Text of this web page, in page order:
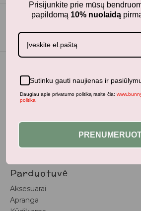
– vaikiškų prekių
kokybiškus ir stilingus daiktus savo
Parduotuvė
Aksesuarai
Apranga
Prisijunkite prie mūsų
papildomą 10% nuolaidą
Sutinku gauti naujienas ir
Daugiau apie privatumo politiką rasite čia:
politika